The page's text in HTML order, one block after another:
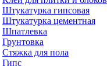
Штукатурка гипсовая
Штукатурка цементная
Шпатлевка
Грунтовка
Стяжка для пола
Гипс